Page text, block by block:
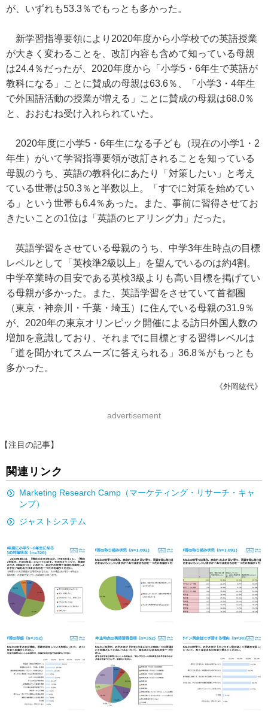
が、いずれも53.3％でもっとも多かった。
新学習指導要領により2020年度から小学校での英語授業
が大きく変わることを、改訂内容も含めて知っている母親
は24.4％だったが、2020年度から「小学5・6年生で英語が
教科になる」ことに賛成の母親は63.6％、「小学3・4年生
で外国語活動の授業が増える」ことに賛成の母親は68.0％
と、おおむね受け入れられていた。
2020年度に小学5・6年生になる子ども（現在の小学1・2
年生）がいて学習指導要領が改訂されることを知っている
母親のうち、英語の教科化にあたり「対策したい」と考え
ている世帯は50.3％と半数以上。「すでに対策を始めてい
る」という世帯も6.4％あった。また、事前に習得させてお
きたいことの1位は「英語のヒアリング力」だった。
英語学習をさせている母親のうち、中学3年生時点の目標
レベルとして「英検準2級以上」を望んでいるのは約4割。
中学卒業時の目安である英検3級よりも高い目標を掲げてい
る母親が多かった。また、英語学習をさせていて首都圏
（東京・神奈川・千葉・埼玉）に住んでいる母親の31.9％
が、2020年の東京オリンピック開催による訪日外国人数の
増加を意識しており、それまでに目標とする習得レベルは
「道を聞かれてスムーズに答えられる」36.8％がもっとも
多かった。
《外岡紘代》
advertisement
【注目の記事】
関連リンク
Marketing Research Camp（マーケティング・リサーチ・キャ
ンプ）
ジャストシステム